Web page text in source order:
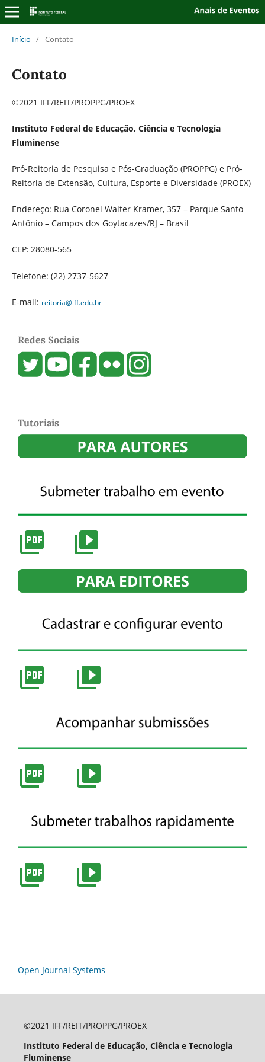
Início / Contato
Contato
©2021 IFF/REIT/PROPPG/PROEX
Instituto Federal de Educação, Ciência e Tecnologia
Fluminense
Pró-Reitoria de Pesquisa e Pós-Graduação (PROPPG) e Pró-
Reitoria de Extensão, Cultura, Esporte e Diversidade (PROEX)
Endereço: Rua Coronel Walter Kramer, 357 – Parque Santo
Antônio – Campos dos Goytacazes/RJ – Brasil
CEP: 28080-565
Telefone: (22) 2737-5627
E-mail: reitoria@iff.edu.br
Redes Sociais
Tutoriais
Open Journal Systems
©2021 IFF/REIT/PROPPG/PROEX
Instituto Federal de Educação, Ciência e Tecnologia
Fluminense